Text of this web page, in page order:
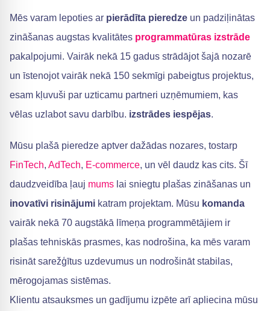
Mēs varam lepoties ar pierādīta pieredze un padziļinātas
zināšanas augstas kvalitātes programmatūras izstrāde
pakalpojumi. Vairāk nekā 15 gadus strādājot šajā nozarē
un īstenojot vairāk nekā 150 sekmīgi pabeigtus projektus,
esam kļuvuši par uzticamu partneri uzņēmumiem, kas
vēlas uzlabot savu darbību. izstrādes iespējas.
Mūsu plašā pieredze aptver dažādas nozares, tostarp
FinTech, AdTech, E-commerce, un vēl daudz kas cits. Šī
daudzveidība ļauj mums lai sniegtu plašas zināšanas un
inovatīvi risinājumi katram projektam. Mūsu komanda
vairāk nekā 70 augstākā līmeņa programmētājiem ir
plašas tehniskās prasmes, kas nodrošina, ka mēs varam
risināt sarežģītus uzdevumus un nodrošināt stabilas,
mērogojamas sistēmas.
Klientu atsauksmes un gadījumu izpēte arī apliecina mūsu